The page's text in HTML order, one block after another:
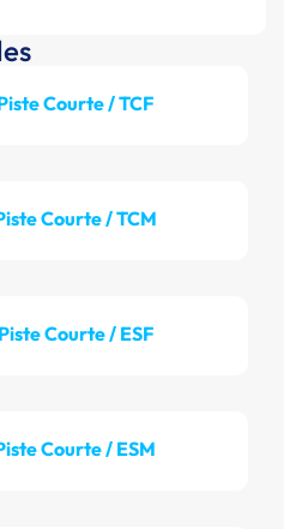
Courte / TCF
Courte / TCM
Courte / ESF
Courte / ESM